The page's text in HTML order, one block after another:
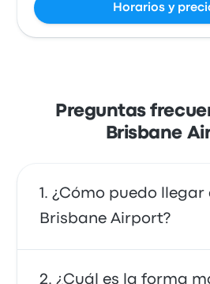
Horarios y
Preguntas
Brisbane
¿Cómo puedo llegar
Brisbane Airport?
Puedes ir en autobús o en
¿Cuál es la forma